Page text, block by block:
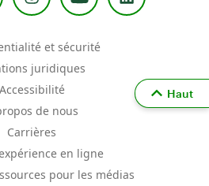
et sécurité
juridiques
Accessibilité
de nous
Carrières
en ligne
pour les médias
Haut